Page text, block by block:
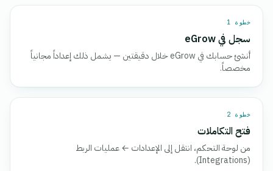
خطوة 1
سجل في eGrow
أنشئ حسابك في eGrow خلال دقيقتين — يشمل ذلك إعداداً مجانياً
مخصصاً.
خطوة 2
فتح التكاملات
من لوحة التحكم، انتقل إلى الإعدادات ← عمليات الربط
(Integrations).